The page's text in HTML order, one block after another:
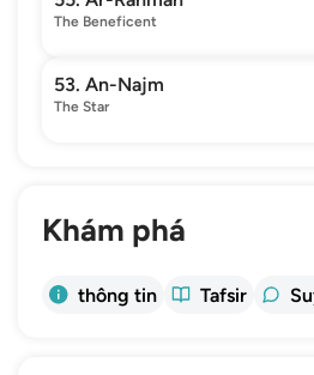
The Beneficent
53. An-Najm
The Star
Khám phá
thông tin Tafsir